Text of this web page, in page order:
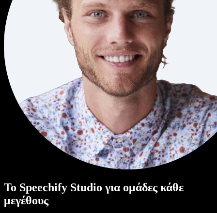
Το Speechify Studio για ομάδες κάθε
μεγέθους